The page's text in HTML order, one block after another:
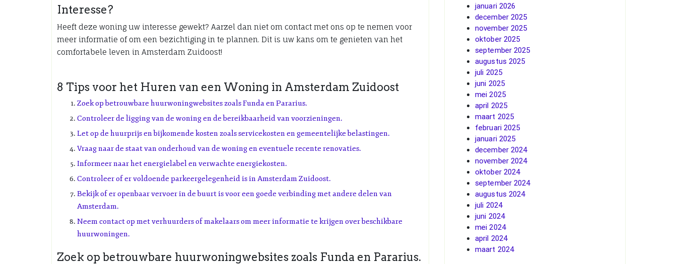
Interesse?
Heeft deze woning uw interesse gewekt? Aarzel dan niet om contact met ons op te nemen voor
meer informatie of om een bezichtiging in te plannen. Dit is uw kans om te genieten van het
comfortabele leven in Amsterdam Zuidoost!
8 Tips voor het Huren van een Woning in Amsterdam Zuidoost
Zoek op betrouwbare huurwoningwebsites zoals Funda en Pararius.
Controleer de ligging van de woning en de bereikbaarheid van voorzieningen.
Let op de huurprijs en bijkomende kosten zoals servicekosten en gemeentelijke belastingen.
Vraag naar de staat van onderhoud van de woning en eventuele recente renovaties.
Informeer naar het energielabel en verwachte energiekosten.
Controleer of er voldoende parkeergelegenheid is in Amsterdam Zuidoost.
Bekijk of er openbaar vervoer in de buurt is voor een goede verbinding met andere delen van
Amsterdam.
Neem contact op met verhuurders of makelaars om meer informatie te krijgen over beschikbare
huurwoningen.
Zoek op betrouwbare huurwoningwebsites zoals Funda en Pararius.
januari 2026
december 2025
november 2025
oktober 2025
september 2025
augustus 2025
juli 2025
juni 2025
mei 2025
april 2025
maart 2025
februari 2025
januari 2025
december 2024
november 2024
oktober 2024
september 2024
augustus 2024
juli 2024
juni 2024
mei 2024
april 2024
maart 2024